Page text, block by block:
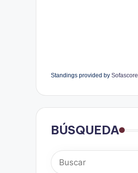
Standings provided by Sofascore
BÚSQUEDA